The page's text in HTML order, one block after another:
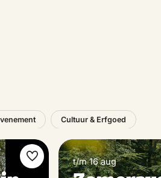
Cultuur & Erfgoed
Maak
t/m 16 aug